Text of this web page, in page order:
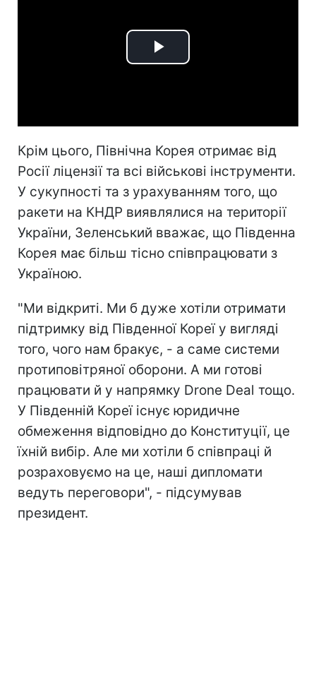
Play
Крім цього, Північна Корея отримає від
Росії ліцензії та всі військові інструменти.
У сукупності та з урахуванням того, що
ракети на КНДР виявлялися на території
України, Зеленський вважає, що Південна
Корея має більш тісно співпрацювати з
Україною.
"Ми відкриті. Ми б дуже хотіли отримати
підтримку від Південної Кореї у вигляді
того, чого нам бракує, - а саме системи
протиповітряної оборони. А ми готові
працювати й у напрямку Drone Deal тощо.
У Південній Кореї існує юридичне
обмеження відповідно до Конституції, це
їхній вибір. Але ми хотіли б співпраці й
розраховуємо на це, наші дипломати
ведуть переговори", - підсумував
президент.